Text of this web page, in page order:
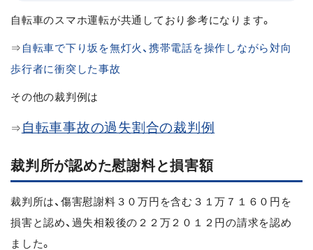
自転車のスマホ運転が共通しており参考になります。
⇒ 自転車で下り坂を無灯火、携帯電話を操作しながら対向
歩行者に衝突した事故
その他の裁判例は
⇒ 自転車事故の過失割合の裁判例
裁判所が認めた慰謝料と損害額
裁判所は、傷害慰謝料３０万円を含む３１万７１６０円を
損害と認め、過失相殺後の２２万２０１２円の請求を認め
ました。